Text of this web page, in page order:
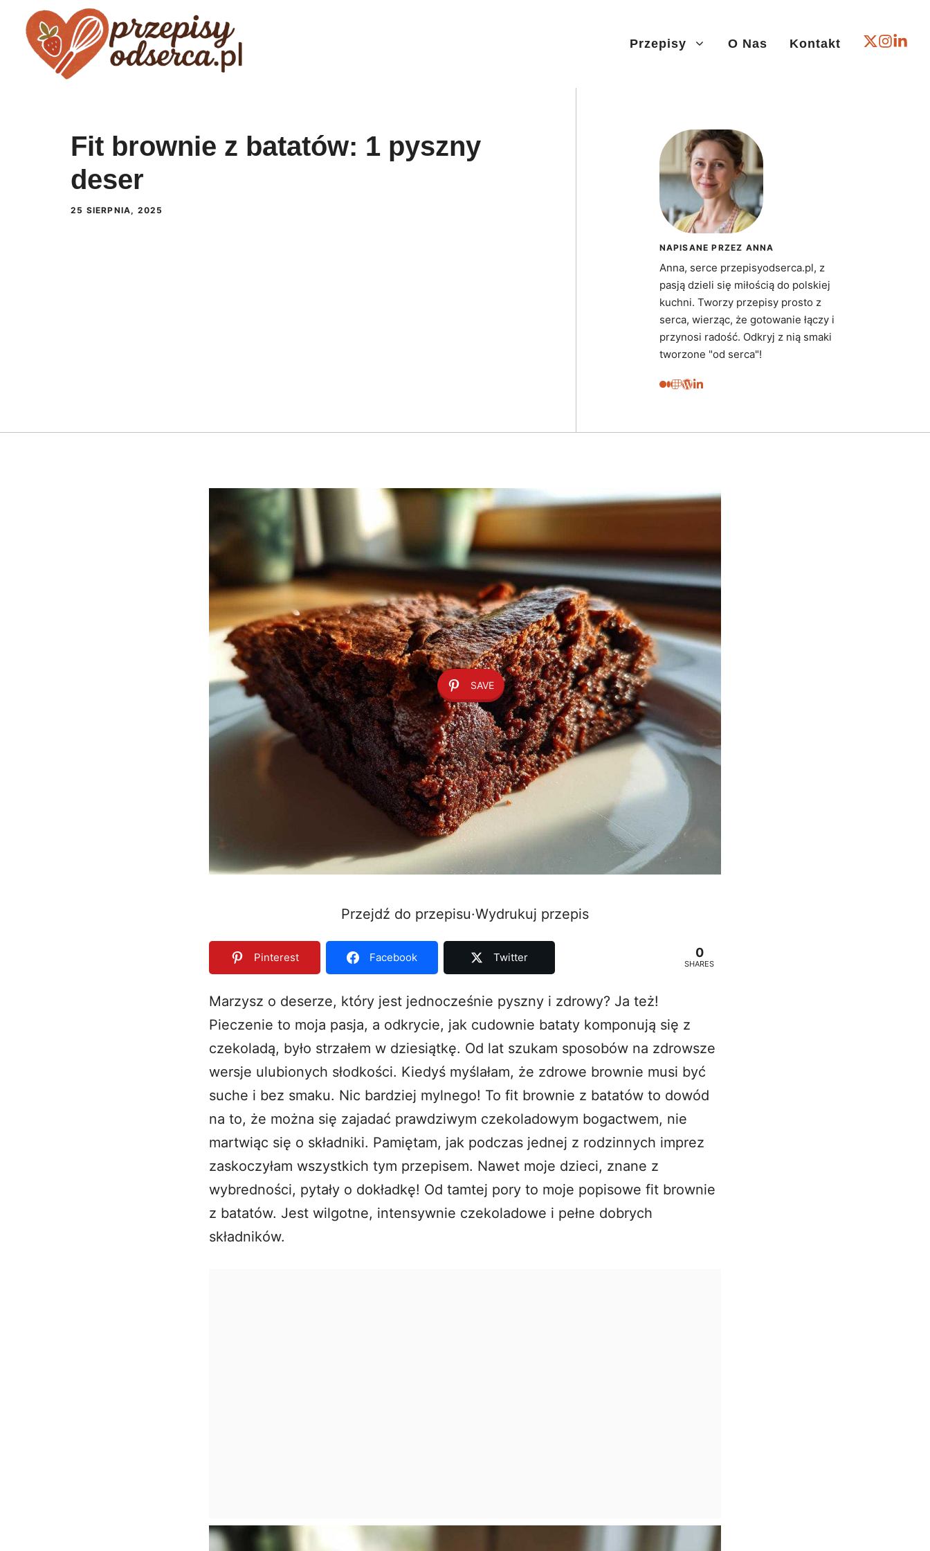
Przejdź
Przepisy O Nas Kontakt
Fit brownie z batatów: 1 pyszny
deser
25 SIERPNIA, 2025
NAPISANE PRZEZ ANNA
Anna, serce przepisyodserca.pl, z
pasją dzieli się miłością do polskiej
kuchni. Tworzy przepisy prosto z
serca, wierząc, że gotowanie łączy i
przynosi radość. Odkryj z nią smaki
tworzone "od serca"!
SAVE
Przejdź do przepisu·Wydrukuj przepis
Pinterest Facebook Twitter 0
SHARES
Marzysz o deserze, który jest jednocześnie pyszny i zdrowy? Ja też!
Pieczenie to moja pasja, a odkrycie, jak cudownie bataty komponują się z
czekoladą, było strzałem w dziesiątkę. Od lat szukam sposobów na zdrowsze
wersje ulubionych słodkości. Kiedyś myślałam, że zdrowe brownie musi być
suche i bez smaku. Nic bardziej mylnego! To fit brownie z batatów to dowód
na to, że można się zajadać prawdziwym czekoladowym bogactwem, nie
martwiąc się o składniki. Pamiętam, jak podczas jednej z rodzinnych imprez
zaskoczyłam wszystkich tym przepisem. Nawet moje dzieci, znane z
wybredności, pytały o dokładkę! Od tamtej pory to moje popisowe fit brownie
z batatów. Jest wilgotne, intensywnie czekoladowe i pełne dobrych
składników.